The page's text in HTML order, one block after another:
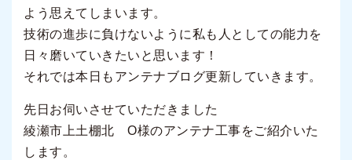
よう思えてしまいます。
技術の進歩に負けないように私も人としての能力を
日々磨いていきたいと思います！
それでは本日もアンテナブログ更新していきます。
先日お伺いさせていただきました
綾瀬市上土棚北 O様のアンテナ工事をご紹介いた
します。